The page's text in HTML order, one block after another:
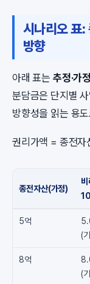
시나리오 표:
방향
아래 표는 추정·가
분담금은 단지별
방향성을 읽는 용
권리가액 = 종전자
종전자산(가정)
5억
(
8억
(